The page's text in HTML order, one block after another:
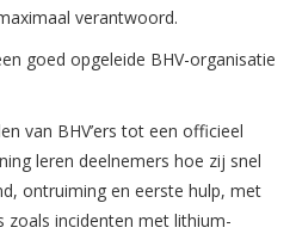
verantwoord.
goed opgeleide BHV-organisatie
van BHV’ers tot een officieel
leren deelnemers hoe zij snel
ontruiming en eerste hulp, met
incidenten met lithium-